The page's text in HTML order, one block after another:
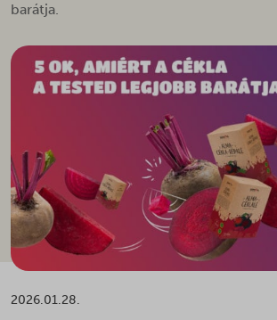
barátja.
2026.01.28.